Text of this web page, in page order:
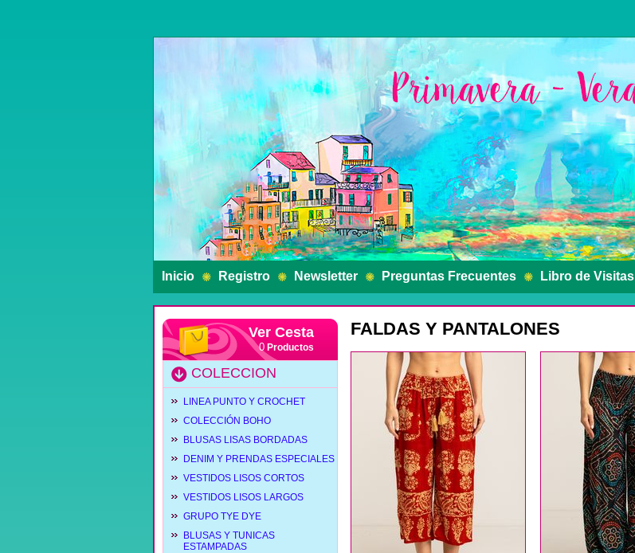
Inicio Registro Newsletter Preguntas Frecuentes Libro de Visitas
Ver Cesta
Productos
COLECCION
LINEA PUNTO Y CROCHET
COLECCIÓN BOHO
BLUSAS LISAS BORDADAS
DENIM Y PRENDAS ESPECIALES
VESTIDOS LISOS CORTOS
VESTIDOS LISOS LARGOS
GRUPO TYE DYE
BLUSAS Y TUNICAS
ESTAMPADAS
FALDAS Y PANTALONES